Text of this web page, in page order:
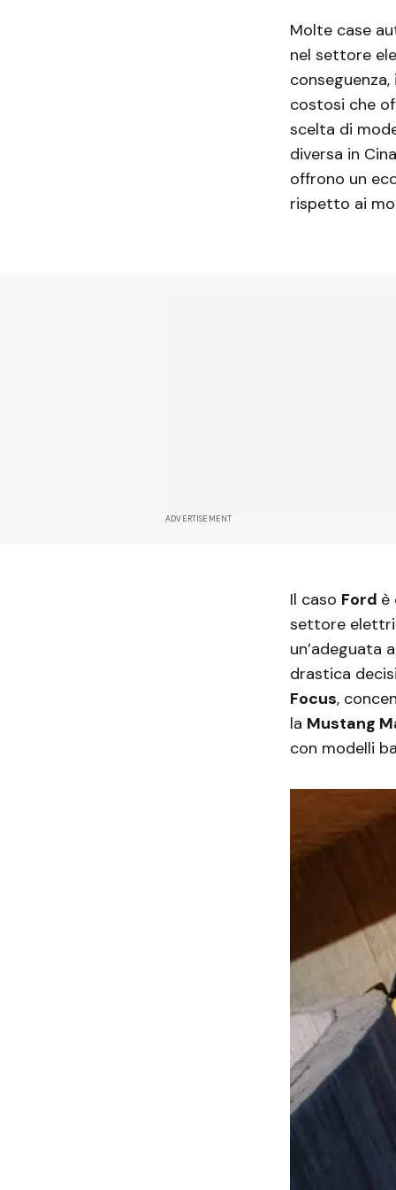
Molte case
nel settore
costosi che
scelta di
diversa in
offrono un
rispetto ai
ADVERTISEMENT
Il caso Ford è
settore
un’adeguata
drastica
Focus,
la Mustang
con modelli